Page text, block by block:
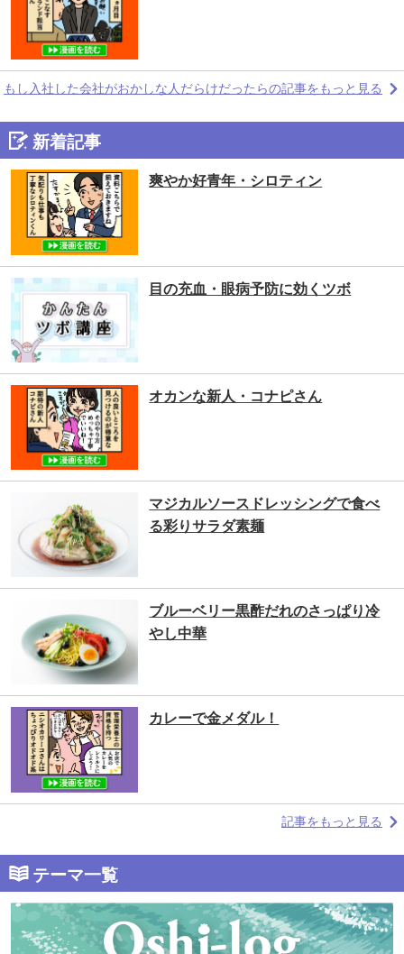
もし入社した会社がおかしな人だらけだったらの記事をもっと見る
新着記事
爽やか好青年・シロティン
目の充血・眼病予防に効くツボ
オカンな新人・コナピさん
マジカルソースドレッシングで食べ
る彩りサラダ素麺
ブルーベリー黒酢だれのさっぱり冷
やし中華
カレーで金メダル！
記事をもっと見る
テーマ一覧